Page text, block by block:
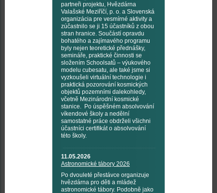
partneři projektu, Hvězdárna
Valašské Meziříčí, p. o. a Slovenská
organizácia pre vesmírné aktivity a
zúčastnilo se ji 15 účastníků z obou
stran hranice. Součástí opravdu
bohatého a zajímavého programu
byly nejen teoretické přednášky,
semináře, praktické činnosti se
složením Schoolsatů – výukového
modelu cubesatu, ale také jsme si
vyzkoušeli virtuální technologie i
praktická pozorování kosmických
objektů pozemními dalekohledy,
včetně Mezinárodní kosmické
stanice. Po úspěšném absolvování
víkendové školy a nedělní
samostatné práce obdrželi všichni
účastníci certifikát o absolvování
této školy.
11.05.2026
Astronomické tábory 2026
Po dvouleté přestávce organizuje
hvězdárna pro děti a mládež
astronomické tábory. Podobně jako